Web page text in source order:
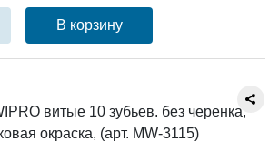
В корзину